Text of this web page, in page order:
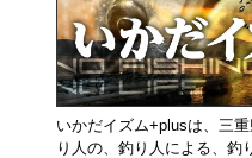
いかだイズム+plusは、三
り人の、釣り人による、釣